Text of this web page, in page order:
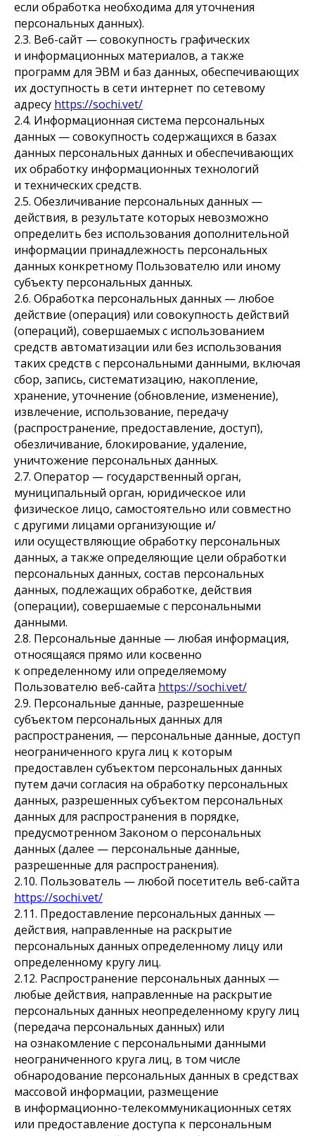
если обработка необходима для уточнения
персональных данных).
2.3. Веб-сайт — совокупность графических
и информационных материалов, а также
программ для ЭВМ и баз данных, обеспечивающих
их доступность в сети интернет по сетевому
адресу https://sochi.vet/
2.4. Информационная система персональных
данных — совокупность содержащихся в базах
данных персональных данных и обеспечивающих
их обработку информационных технологий
и технических средств.
2.5. Обезличивание персональных данных —
действия, в результате которых невозможно
определить без использования дополнительной
информации принадлежность персональных
данных конкретному Пользователю или иному
субъекту персональных данных.
2.6. Обработка персональных данных — любое
действие (операция) или совокупность действий
(операций), совершаемых с использованием
средств автоматизации или без использования
таких средств с персональными данными, включая
сбор, запись, систематизацию, накопление,
хранение, уточнение (обновление, изменение),
извлечение, использование, передачу
(распространение, предоставление, доступ),
обезличивание, блокирование, удаление,
уничтожение персональных данных.
2.7. Оператор — государственный орган,
муниципальный орган, юридическое или
физическое лицо, самостоятельно или совместно
с другими лицами организующие и/
или осуществляющие обработку персональных
данных, а также определяющие цели обработки
персональных данных, состав персональных
данных, подлежащих обработке, действия
(операции), совершаемые с персональными
данными.
2.8. Персональные данные — любая информация,
относящаяся прямо или косвенно
к определенному или определяемому
Пользователю веб-сайта https://sochi.vet/
2.9. Персональные данные, разрешенные
субъектом персональных данных для
распространения, — персональные данные, доступ
неограниченного круга лиц к которым
предоставлен субъектом персональных данных
путем дачи согласия на обработку персональных
данных, разрешенных субъектом персональных
данных для распространения в порядке,
предусмотренном Законом о персональных
данных (далее — персональные данные,
разрешенные для распространения).
2.10. Пользователь — любой посетитель веб-сайта
https://sochi.vet/
2.11. Предоставление персональных данных —
действия, направленные на раскрытие
персональных данных определенному лицу или
определенному кругу лиц.
2.12. Распространение персональных данных —
любые действия, направленные на раскрытие
персональных данных неопределенному кругу лиц
(передача персональных данных) или
на ознакомление с персональными данными
неограниченного круга лиц, в том числе
обнародование персональных данных в средствах
массовой информации, размещение
в информационно-телекоммуникационных сетях
или предоставление доступа к персональным